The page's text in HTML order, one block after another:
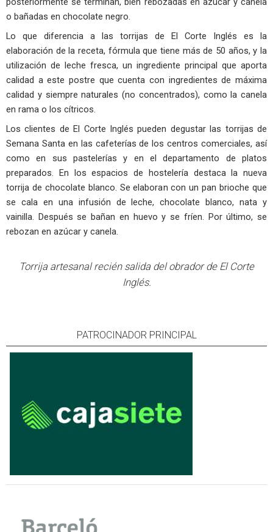
o bañadas en chocolate negro.
Lo que diferencia a las torrijas de El Corte Inglés es la
elaboración de la receta, fórmula que tiene más de 50 años, y la
utilización de leche fresca, un ingrediente principal que aporta
calidad a este postre que cuenta con ingredientes de máxima
calidad y siempre naturales (no concentrados), como la canela
en rama o los cítricos.
Los clientes de El Corte Inglés pueden degustar las torrijas de
Semana Santa en las cafeterías de los centros comerciales, así
como en sus pastelerías y en el departamento de platos
preparados. En los espacios de hostelería destaca la nueva
torrija de chocolate blanco. Se elaboran con un pan brioche que
se cala en una infusión de leche, chocolate blanco, nata y
vainilla. Después se bañan en huevo y se fríen. Por último, se
rebozan en azúcar y canela.
Torrija artesanal recién salida del obrador de El Corte
Inglés.
PATROCINADOR PRINCIPAL